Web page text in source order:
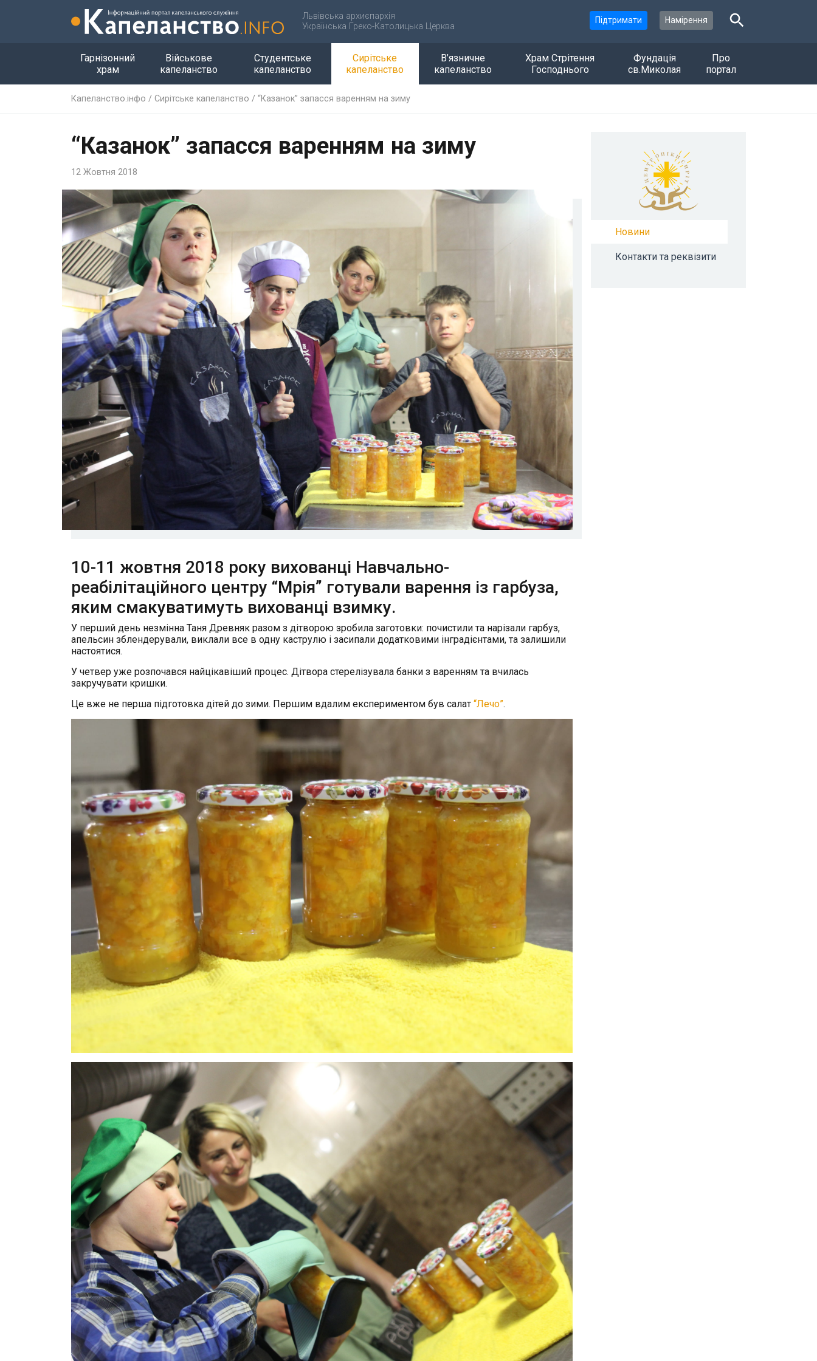
Львівська архиєпархія
Українська Греко-Католицька Церква
Підтримати Намірення
Гарнізонний
храм
Військове
капеланство
Студентське
капеланство
Сирітське
капеланство
В’язничне
капеланство
Храм Стрітення
Господнього
Фундація
св.Миколая
Про
портал
Капеланство.інфо / Сирітське капеланство / “Казанок” запасся варенням на зиму
“Казанок” запасся варенням на зиму
12 Жовтня 2018
10-11 жовтня 2018 року вихованці Навчально-
реабілітаційного центру “Мрія” готували варення із гарбуза,
яким смакуватимуть вихованці взимку.
У перший день незмінна Таня Древняк разом з дітворою зробила заготовки: почистили та нарізали гарбуз,
апельсин зблендерували, виклали все в одну каструлю і засипали додатковими інградієнтами, та залишили
настоятися.
У четвер уже розпочався найцікавіший процес. Дітвора стерелізувала банки з варенням та вчилась
закручувати кришки.
Це вже не перша підготовка дітей до зими. Першим вдалим експериментом був салат “Лечо”.
Новини
Контакти та реквізити